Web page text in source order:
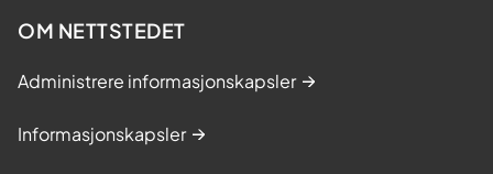
OM NETTSTEDET
Administrere informasjonskapsler
Informasjonskapsler